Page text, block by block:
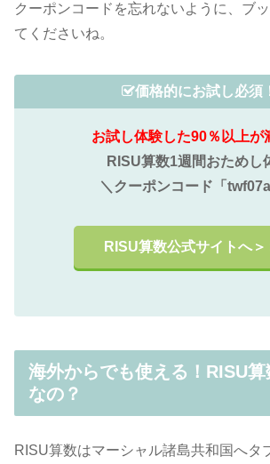
クーポンコードを忘れないように、ブ
てくださいね。
価格的にお試し必須
お試し体験した90％以上が
RISU算数1週間おためし
＼クーポンコード「
RISU算数公式サイトへ＞
海外からでも使える！RISU
なの？
RISU算数はマーシャル諸島共和国へタ